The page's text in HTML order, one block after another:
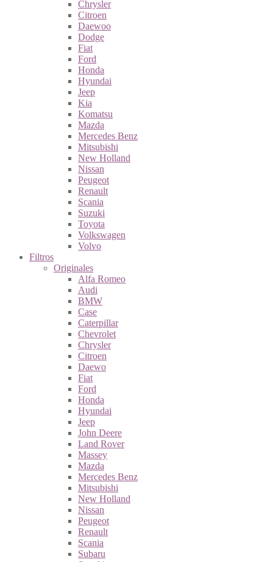
Chrysler
Citroen
Daewoo
Dodge
Fiat
Ford
Honda
Hyundai
Jeep
Kia
Komatsu
Mazda
Mercedes Benz
Mitsubishi
New Holland
Nissan
Peugeot
Renault
Scania
Suzuki
Toyota
Volkswagen
Volvo
Filtros
Originales
Alfa Romeo
Audi
BMW
Case
Caterpillar
Chevrolet
Chrysler
Citroen
Daewo
Fiat
Ford
Honda
Hyundai
Jeep
John Deere
Land Rover
Massey
Mazda
Mercedes Benz
Mitsubishi
New Holland
Nissan
Peugeot
Renault
Scania
Subaru